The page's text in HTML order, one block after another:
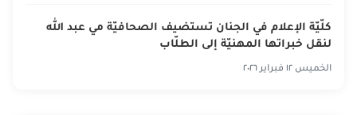
كلّيّة الإعلام في الجنان تستضيف الصحافيّة مي عبد الله
لنقل خبراتها المهنيّة إلى الطلّاب
الخميس ١٢ فبراير ٢٠٢٦